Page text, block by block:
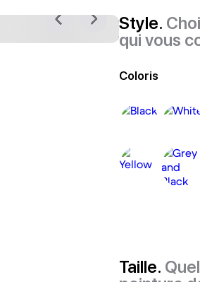
Style.
qui vous
Coloris
Taille.